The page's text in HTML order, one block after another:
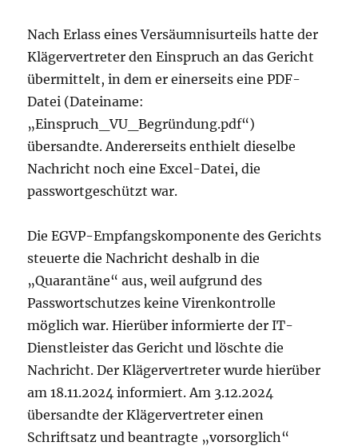
Nach Erlass eines Versäumnisurteils hatte der
Klägervertreter den Einspruch an das Gericht
übermittelt, in dem er einerseits eine PDF-
Datei (Dateiname:
„Einspruch_VU_Begründung.pdf“)
übersandte. Andererseits enthielt dieselbe
Nachricht noch eine Excel-Datei, die
passwortgeschützt war.
Die EGVP-Empfangskomponente des Gerichts
steuerte die Nachricht deshalb in die
„Quarantäne“ aus, weil aufgrund des
Passwortschutzes keine Virenkontrolle
möglich war. Hierüber informierte der IT-
Dienstleister das Gericht und löschte die
Nachricht. Der Klägervertreter wurde hierüber
am 18.11.2024 informiert. Am 3.12.2024
übersandte der Klägervertreter einen
Schriftsatz und beantragte „vorsorglich“